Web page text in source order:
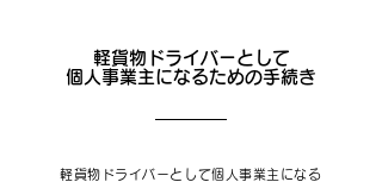
軽貨物ドライバーとして
個人事業主になるための手続き
軽貨物ドライバーとして個人事業主になる